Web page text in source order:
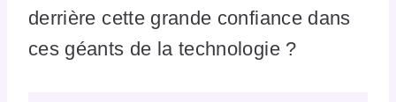
derrière cette grande confiance dans
ces géants de la technologie ?